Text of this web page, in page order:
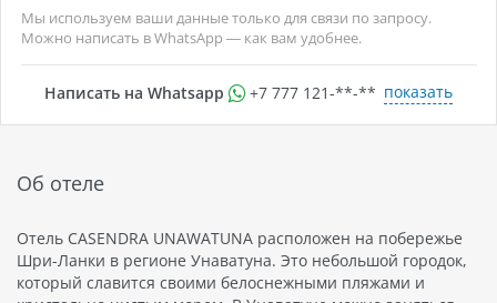
Мы используем ваши данные только для связи по запросу.
Можно написать в WhatsApp — как вам удобнее.
Написать на Whatsapp +7 777 121-**-** показать
Об отеле
Отель CASENDRA UNAWATUNA расположен на побережье
Шри-Ланки в регионе Унаватуна. Это небольшой городок,
который славится своими белоснежными пляжами и